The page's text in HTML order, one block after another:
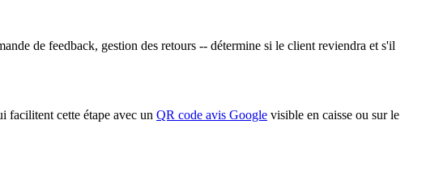
de feedback, gestion des retours -- détermine si le client reviendra et s'il
facilitent cette étape avec un QR code avis Google visible en caisse ou sur le